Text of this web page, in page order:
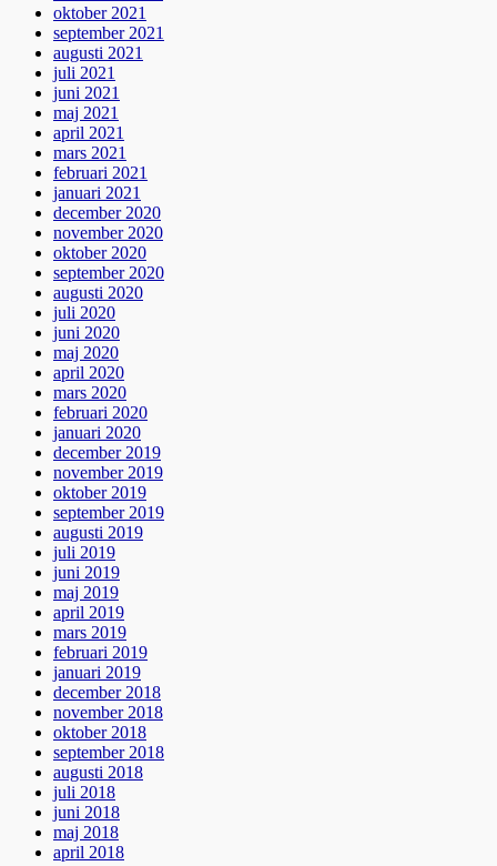
oktober 2021
september 2021
augusti 2021
juli 2021
juni 2021
maj 2021
april 2021
mars 2021
februari 2021
januari 2021
december 2020
november 2020
oktober 2020
september 2020
augusti 2020
juli 2020
juni 2020
maj 2020
april 2020
mars 2020
februari 2020
januari 2020
december 2019
november 2019
oktober 2019
september 2019
augusti 2019
juli 2019
juni 2019
maj 2019
april 2019
mars 2019
februari 2019
januari 2019
december 2018
november 2018
oktober 2018
september 2018
augusti 2018
juli 2018
juni 2018
maj 2018
april 2018